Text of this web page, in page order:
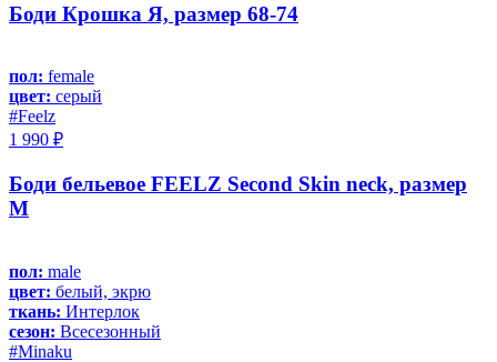
Боди Крошка Я, размер 68-74
пол: female
цвет: серый
#Feelz
1 990 ₽
Боди бельевое FEELZ Second Skin neck, размер
M
пол: male
цвет: белый, экрю
ткань: Интерлок
сезон: Всесезонный
#Minaku